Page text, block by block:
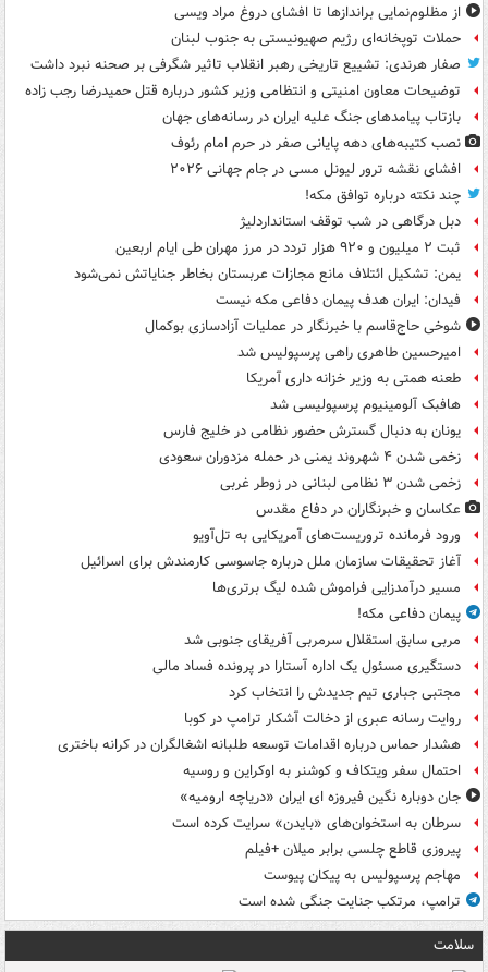
از مظلوم‌نمایی براندازها تا افشای دروغ مراد ویسی
حملات توپخانه‌ای رژیم صهیونیستی به جنوب لبنان
صفار هرندی: تشییع تاریخی رهبر انقلاب تاثیر شگرفی بر صحنه نبرد داشت
توضیحات معاون امنیتی و انتظامی وزیر کشور درباره قتل حمیدرضا رجب زاده
بازتاب پیامدهای جنگ علیه ایران در رسانه‌های جهان
نصب کتیبه‌های دهه پایانی صفر در حرم امام رئوف
افشای نقشه ترور لیونل مسی در جام جهانی ۲۰۲۶
چند نکته درباره توافق مکه!
دبل درگاهی در شب توقف استانداردلیژ
ثبت ۲ میلیون و ۹۲۰ هزار تردد در مرز مهران طی ایام اربعین
یمن: تشکیل ائتلاف مانع مجازات عربستان بخاطر جنایاتش نمی‌شود
فیدان: ایران هدف پیمان دفاعی مکه نیست
شوخی حاج‌قاسم با خبرنگار در عملیات آزادسازی بوکمال
امیرحسین طاهری راهی پرسپولیس شد
طعنه همتی به وزیر خزانه داری آمریکا
هافبک آلومینیوم پرسپولیسی شد
یونان به دنبال گسترش حضور نظامی در خلیج فارس
زخمی شدن ۴ شهروند یمنی در حمله مزدوران سعودی
زخمی شدن ۳ نظامی لبنانی در زوطر غربی
عکاسان و خبرنگاران در دفاع مقدس
ورود فرمانده تروریست‌های آمریکایی به تل‌آویو
آغاز تحقیقات سازمان ملل درباره جاسوسی کارمندش برای اسرائیل
مسیر درآمدزایی فراموش شده لیگ برتری‌ها
پیمان دفاعی مکه!
مربی سابق استقلال سرمربی آفریقای جنوبی شد
دستگیری مسئول یک اداره آستارا در پرونده فساد مالی
مجتبی جباری تیم جدیدش را انتخاب کرد
روایت رسانه عبری از دخالت آشکار ترامپ در کوبا
هشدار حماس درباره اقدامات توسعه طلبانه اشغالگران در کرانه باختری
احتمال سفر ویتکاف و کوشنر به اوکراین و روسیه
جان دوباره نگین فیروزه ای ایران «دریاچه ارومیه»
سرطان به استخوان‌های «بایدن» سرایت کرده است
پیروزی قاطع چلسی برابر میلان +فیلم
مهاجم پرسپولیس به پیکان پیوست
ترامپ، مرتکب جنایت جنگی شده است
سلامت